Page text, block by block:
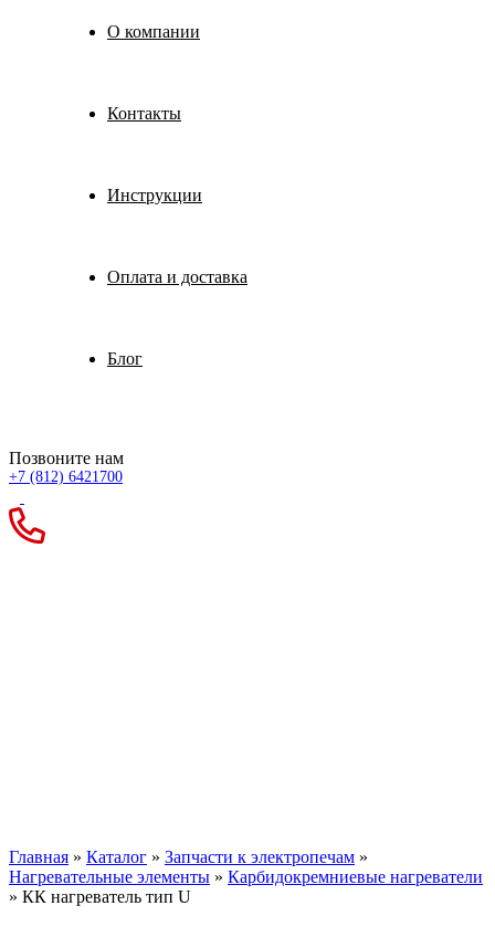
О компании
Контакты
Инструкции
Оплата и доставка
Блог
Позвоните нам
+7 (812) 6421700
Главная » Каталог » Запчасти к электропечам »
Нагревательные элементы » Карбидокремниевые нагреватели
» КК нагреватель тип U